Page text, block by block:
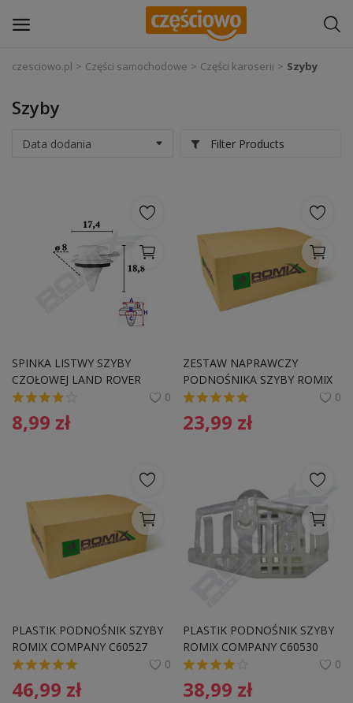
się
Wyposażenie i akcesoria samochodowe
Narzędzia i sprzęt warsztatowy
Pozostałe
Wyprzedaż
Schowek
PLN (zł)
Language
English Polski
czesciowo.pl Części samochodowe Części karoserii Szyby
Szyby
Filter Products
SPINKA LISTWY SZYBY
CZOŁOWEJ LAND ROVER
0
8,99 zł
ZESTAW NAPRAWCZY
PODNOŚNIKA SZYBY ROMIX
COMPANY C50094  VW PL
0
23,99 zł
PLASTIK PODNOŚNIK SZYBY
ROMIX COMPANY C60527
BMW
0
46,99 zł
PLASTIK PODNOŚNIK SZYBY
ROMIX COMPANY C60530
BMW
0
38,99 zł